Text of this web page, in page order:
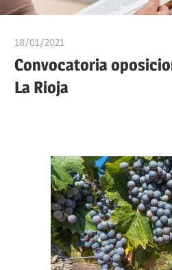
18/01/2021
Convocatoria
La Rioja